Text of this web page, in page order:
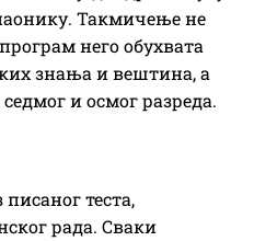
Такмичење не
него обухвата
знања и вештина, а
и осмог разреда.
теста,
рада. Сваки